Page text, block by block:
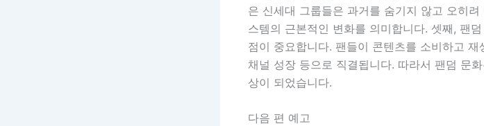
은 신세대 그룹들은 과거를 숨기지 않고 오히
스템의 근본적인 변화를 의미합니다. 셋째, 팬
점이 중요합니다. 팬들이 콘텐츠를 소비하고
채널 성장 등으로 직결됩니다. 따라서 팬덤 문
상이 되었습니다.
다음 편 예고